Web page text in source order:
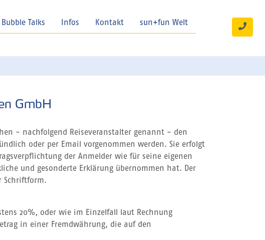
Bubble Talks Infos Kontakt sun+fun Welt
GmbH
- nachfolgend Reiseveranstalter genannt - den
oder per Email vorgenommen werden. Sie erfolgt
der Anmelder wie für seine eigenen
und gesonderte Erklärung übernommen hat. Der
Schriftform.
20%, oder wie im Einzelfall laut Rechnung
in einer Fremdwährung, die auf den